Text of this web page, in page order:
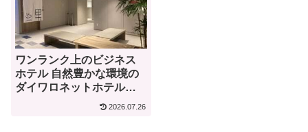
ワンランク上のビジネス
ホテル 自然豊かな環境の
ダイワロネットホテル札
幌中島公園【宿泊記】
2026.07.26